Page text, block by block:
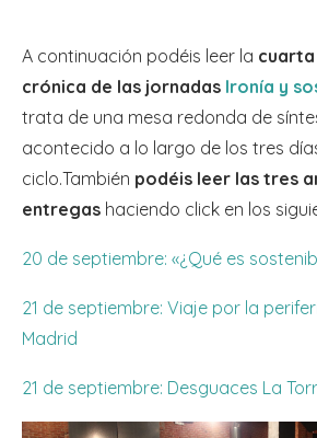
A continuación podéis leer la
crónica de las jornadas Ironía y
trata de una mesa redonda de
acontecido a lo largo de los tres
ciclo.También podéis leer las tres
entregas haciendo click en los
20 de septiembre: «¿Qué es
21 de septiembre: Viaje por la
Madrid
21 de septiembre: Desguaces La